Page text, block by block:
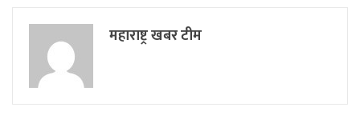
महाराष्ट्र खबर टीम